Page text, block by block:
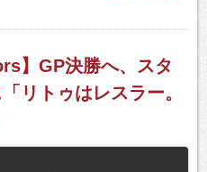
】GP決勝へ、スタ
リトゥはレスラー。